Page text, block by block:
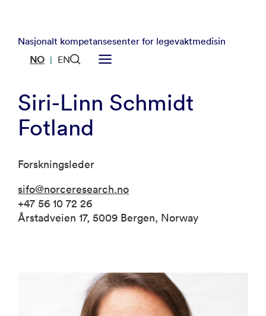
Nasjonalt kompetansesenter for legevaktmedisin
NO | EN
Siri-Linn Schmidt
Fotland
Forskningsleder
sifo@norceresearch.no
+47 56 10 72 26
Årstadveien 17, 5009 Bergen, Norway